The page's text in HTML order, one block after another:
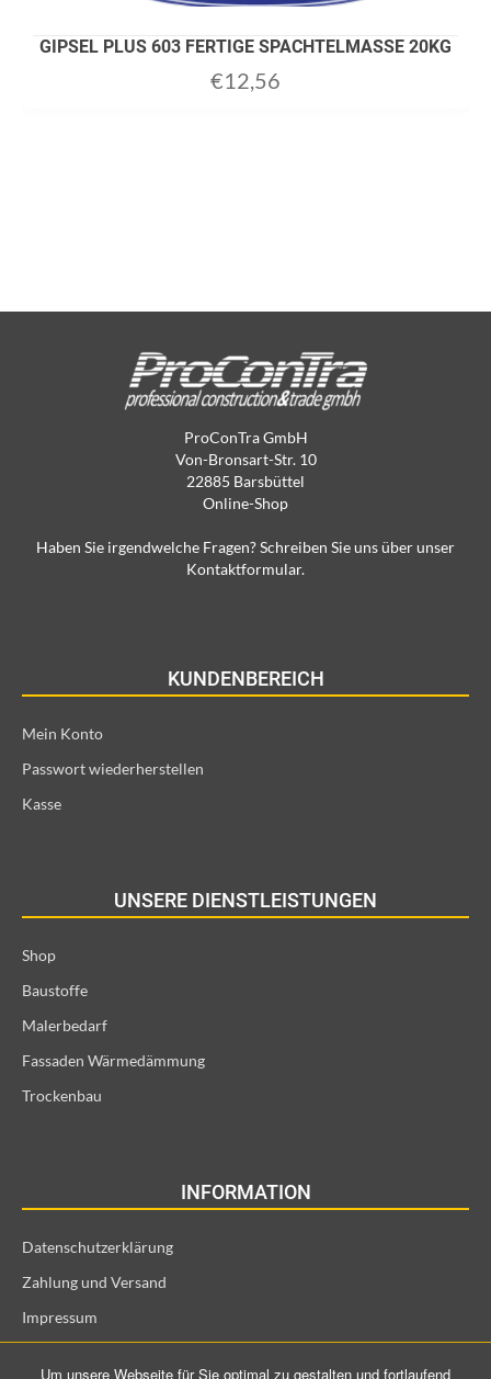
GIPSEL PLUS 603 FERTIGE SPACHTELMASSE 20KG
€12,56
ProConTra GmbH
Von-Bronsart-Str. 10
22885 Barsbüttel
Online-Shop
Haben Sie irgendwelche Fragen? Schreiben Sie uns über unser
Kontaktformular.
KUNDENBEREICH
Mein Konto
Passwort wiederherstellen
Kasse
UNSERE DIENSTLEISTUNGEN
Shop
Baustoffe
Malerbedarf
Fassaden Wärmedämmung
Trockenbau
INFORMATION
Datenschutzerklärung
Zahlung und Versand
Impressum
Um unsere Webseite für Sie optimal zu gestalten und fortlaufend